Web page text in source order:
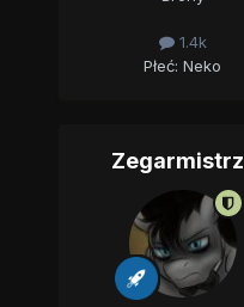
1.4k
Płeć: Neko
Zegarmistrz